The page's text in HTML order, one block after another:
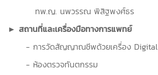
ทพ.ญ. นพวรรณ พิสิฐพงศ์ธร
► สถานที่และเครื่องมือทางการแพทย์
- การวัดสัญญาณชีพด้วยเครื่อง Digital
- ห้องตรวจทันตกรรม